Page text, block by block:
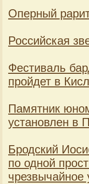
Оперный
Российская
Фестиваль
пройдет в
Памятник
установлен в
Бродский
по одной